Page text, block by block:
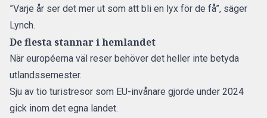
”Varje år ser det mer ut som att bli en lyx för de få”, säger
Lynch.
De flesta stannar i hemlandet
När européerna väl reser behöver det heller inte betyda
utlandssemester.
Sju av tio turistresor som EU-invånare gjorde under 2024
gick inom det egna landet.